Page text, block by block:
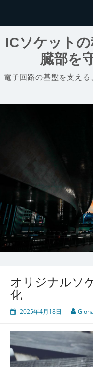
ICソケット
臓部を
電子回路の基盤を支え
オリジナルソ
化
2025年4月18日